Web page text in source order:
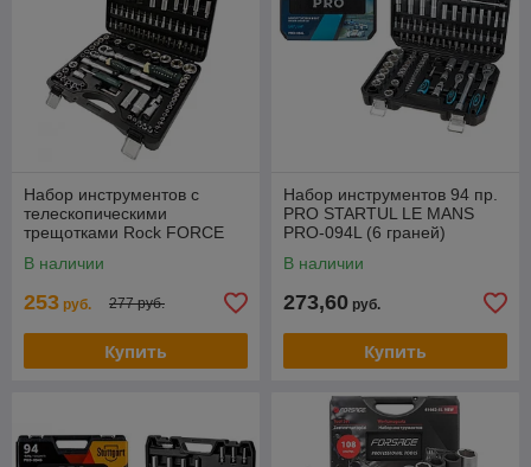
Набор инструментов с
телескопическими
трещотками Rock FORCE
108пр.1/4''&1/2''(6гр.)(4-
В наличии
253 руб. 277 руб.
Купить
Набор инструментов 94 пр.
PRO STARTUL LE MANS
PRO-094L (6 граней)
В наличии
273,60 руб.
Купить